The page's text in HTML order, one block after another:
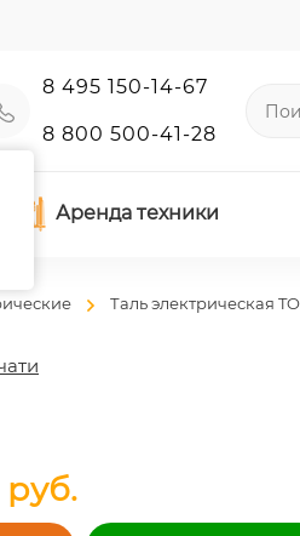
8 495 150-14-67
8 800 500-41-28
Аренда техники
Таль электрическая